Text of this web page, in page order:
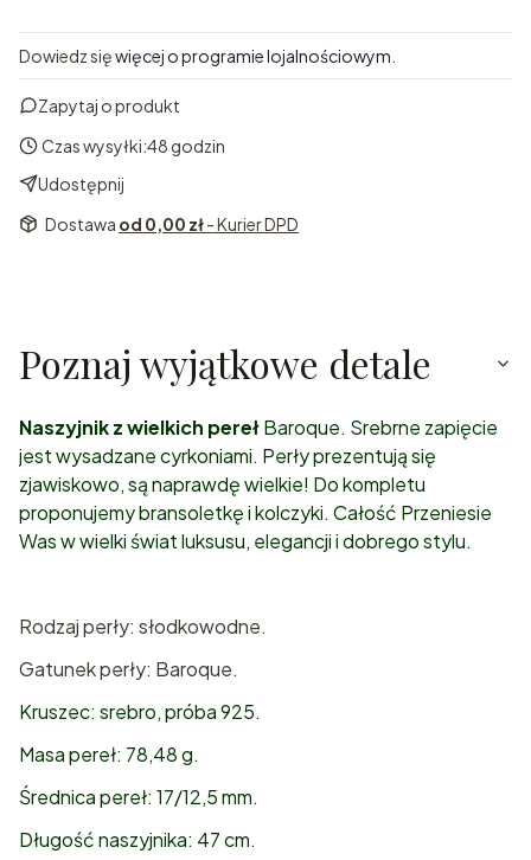
Dowiedz sięwięcej o programie lojalnościowym.
Zapytaj o produkt
Czas wysyłki:48 godzin
Udostępnij
Dostawa od 0,00 zł- Kurier DPD
Poznaj wyjątkowe detale
Naszyjnik z wielkich perełBaroque. Srebrne zapięcie
jest wysadzane cyrkoniami. Perły prezentują się
zjawiskowo, są naprawdę wielkie! Do kompletu
proponujemy bransoletkę i kolczyki. Całość Przeniesie
Was w wielki świat luksusu, elegancji i dobrego stylu.
Rodzaj perły: słodkowodne.
Gatunek perły: Baroque.
Kruszec: srebro, próba 925.
Masa pereł: 78,48 g.
Średnica pereł: 17/12,5 mm.
Długość naszyjnika: 47 cm.